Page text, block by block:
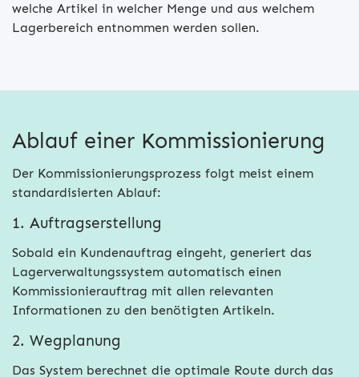
welche Artikel in welcher Menge und aus welchem
Lagerbereich entnommen werden sollen.
Ablauf einer Kommissionierung
Der Kommissionierungsprozess folgt meist einem
standardisierten Ablauf:
1. Auftragserstellung
Sobald ein Kundenauftrag eingeht, generiert das
Lagerverwaltungssystem automatisch einen
Kommissionierauftrag mit allen relevanten
Informationen zu den benötigten Artikeln.
2. Wegplanung
Das System berechnet die optimale Route durch das